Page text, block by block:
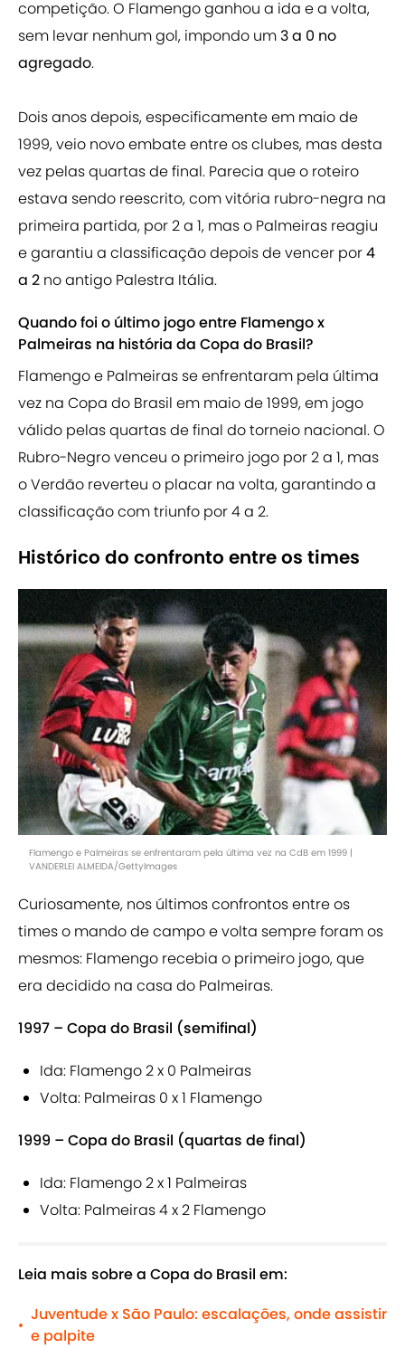
competição. O Flamengo ganhou a ida e a volta,
sem levar nenhum gol, impondo um 3 a 0 no
agregado.
Dois anos depois, especificamente em maio de
1999, veio novo embate entre os clubes, mas desta
vez pelas quartas de final. Parecia que o roteiro
estava sendo reescrito, com vitória rubro-negra na
primeira partida, por 2 a 1, mas o Palmeiras reagiu
e garantiu a classificação depois de vencer por4
a 2 no antigo Palestra Itália.
Quando foi o último jogo entre Flamengo x
Palmeiras na história da Copa do Brasil?
Flamengo e Palmeiras se enfrentaram pela última
vez na Copa do Brasil em maio de 1999, em jogo
válido pelas quartas de final do torneio nacional. O
Rubro-Negro venceu o primeiro jogo por 2 a 1, mas
o Verdão reverteu o placar na volta, garantindo a
classificação com triunfo por 4 a 2.
Histórico do confronto entre os times
Flamengo e Palmeiras se enfrentaram pela última vez na CdB em 1999 |
VANDERLEI ALMEIDA/GettyImages
Curiosamente, nos últimos confrontos entre os
times o mando de campo e volta sempre foram os
mesmos: Flamengo recebia o primeiro jogo, que
era decidido na casa do Palmeiras.
1997 – Copa do Brasil (semifinal)
Ida: Flamengo 2 x 0 Palmeiras
Volta: Palmeiras 0 x 1 Flamengo
1999 – Copa do Brasil (quartas de final)
Ida: Flamengo 2 x 1 Palmeiras
Volta: Palmeiras 4 x 2 Flamengo
Leia mais sobre a Copa do Brasil em:
•
Juventude x São Paulo: escalações, onde assistir
e palpite